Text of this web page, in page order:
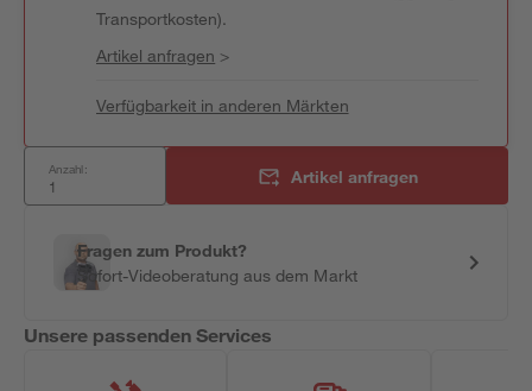
Transportkosten).
Artikel anfragen >
Verfügbarkeit in anderen Märkten
Anzahl: Artikel anfragen
Fragen zum Produkt?
Sofort-Videoberatung aus dem Markt
Unsere passenden Services